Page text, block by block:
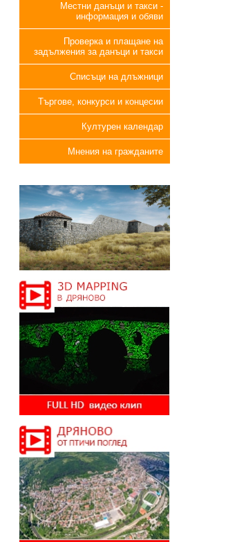
Местни данъци и такси -
информация и обяви
Проверка и плащане на
задължения за данъци и такси
Списъци на длъжници
Търгове, конкурси и концесии
Културен календар
Мнения на гражданите